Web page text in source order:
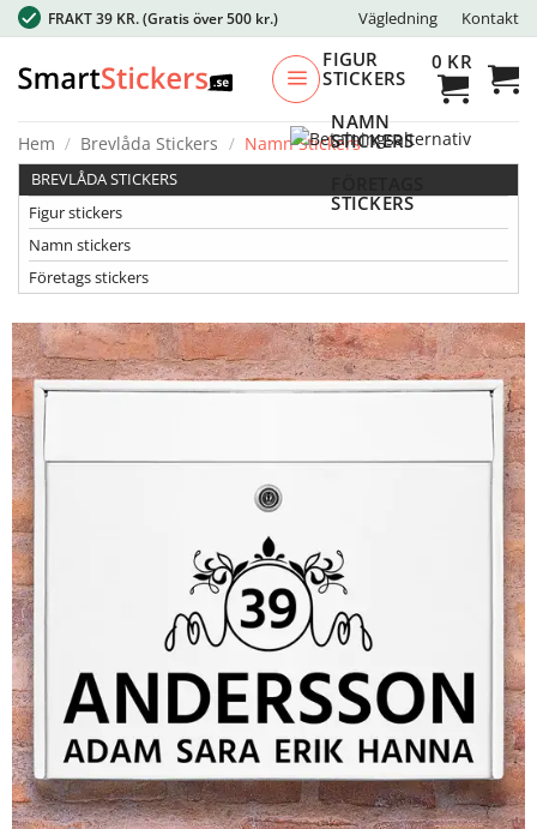
Skip
to
content
FRAKT 39 KR.(Gratis över 500 kr.) Vägledning Kontakt
FIGUR
STICKERS
NAMN
STICKERS
STICKERS
0 KR
Hem / Brevlåda Stickers / Namn Stickers
BREVLÅDA STICKERS
Figur stickers
Namn stickers
Företags stickers